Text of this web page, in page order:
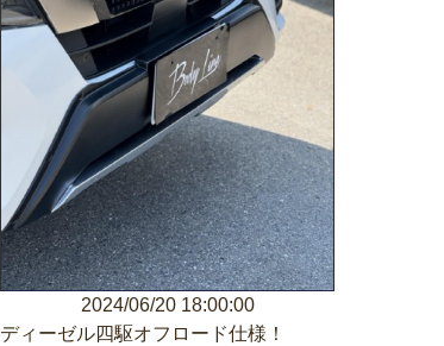
2024/06/20 18:00:00
ディーゼル四駆オフロード仕様！